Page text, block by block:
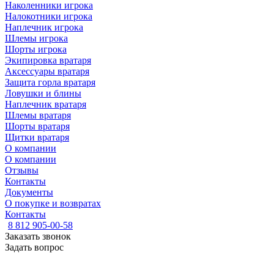
Наколенники игрока
Налокотники игрока
Наплечник игрока
Шлемы игрока
Шорты игрока
Экипировка вратаря
Аксессуары вратаря
Защита горла вратаря
Ловушки и блины
Наплечник вратаря
Шлемы вратаря
Шорты вратаря
Щитки вратаря
О компании
О компании
Отзывы
Контакты
Документы
О покупке и возвратах
Контакты
8 812 905-00-58
Заказать звонок
Задать вопрос